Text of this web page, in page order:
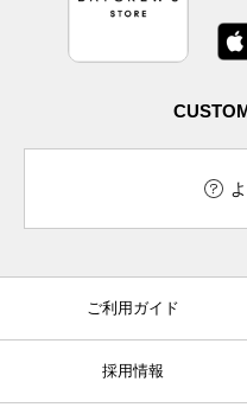
ご利用ガイド
採用情報